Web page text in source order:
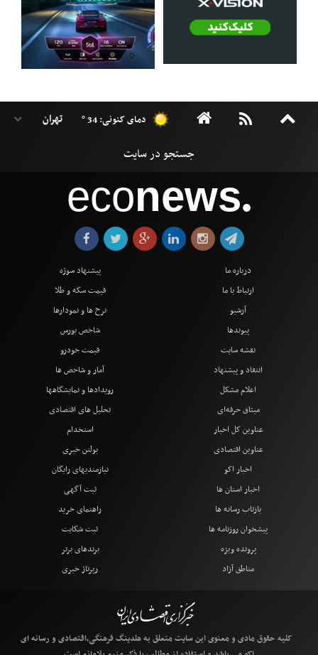
دمای کنونی: 34 °
econews●
درباره ما
ارتباط با ما
آرشیو
پیوندها
نقشه سایت
انتقاد و پیشنهاد
اعلام مشکل
میثاق حرفه‌ای
پیشنهاد سوژه
قیمت سکه و طلا
نرخ ها و نمودارها
شاخص بورس
قیمت خودرو
آمار و شاخص ها
رویدادها و نمایشگاهها
تحلیل های اقتصادی
عناوین کل اخبار
عناوین اقتصادی
اخبار اکو
اخبار استان ها
بازتاب رسانه ها
پیشخوان روزنامه ها
پرونده ویژه
مناطق آزاد
استخدام
بولتن خبری
نیازمندیهای رایگان
ثبت آگهی
راهنمای خرید
ثبت شکایت
برندهای برتر
رپرتاژ خبری
کلیه حقوق مادی و معنوی این سایت متعلق به هلدینگ فرهنگی،اقتصادی و رسانه ای